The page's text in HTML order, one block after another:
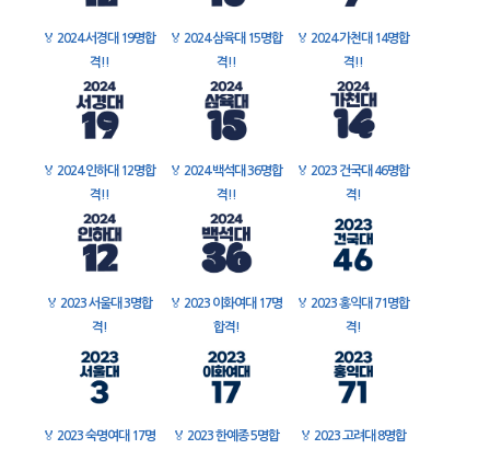
🏅 2024 서경대 19명합
격!!
🏅 2024 삼육대 15명합
격!!
🏅 2024 가천대 14명합
격!!
🏅 2024 인하대 12명합
격!!
🏅 2024 백석대 36명합
격!!
🏅 2023 건국대 46명합
격!
🏅 2023 서울대 3명합
격!
🏅 2023 이화여대 17명
합격!
🏅 2023 홍익대 71명합
격!
🏅 2023 숙명여대 17명
🏅 2023 한예종 5명합
🏅 2023 고려대 8명합